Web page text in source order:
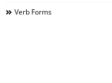
Verb Forms